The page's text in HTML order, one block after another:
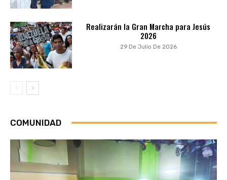
Realizarán la Gran Marcha para Jesús
2026
29 De Julio De 2026
COMUNIDAD